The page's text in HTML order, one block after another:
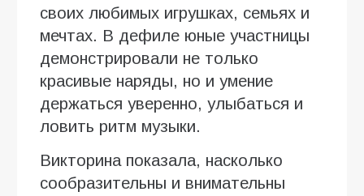
своих любимых игрушках, семьях и
мечтах. В дефиле юные участницы
демонстрировали не только
красивые наряды, но и умение
держаться уверенно, улыбаться и
ловить ритм музыки.
Викторина показала, насколько
сообразительны и внимательны